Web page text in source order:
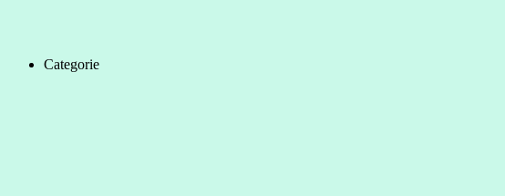
Categorie